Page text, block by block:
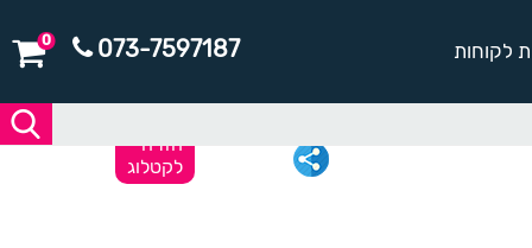
לקוחות 073-7597187
0
חזרה
לקטלוג